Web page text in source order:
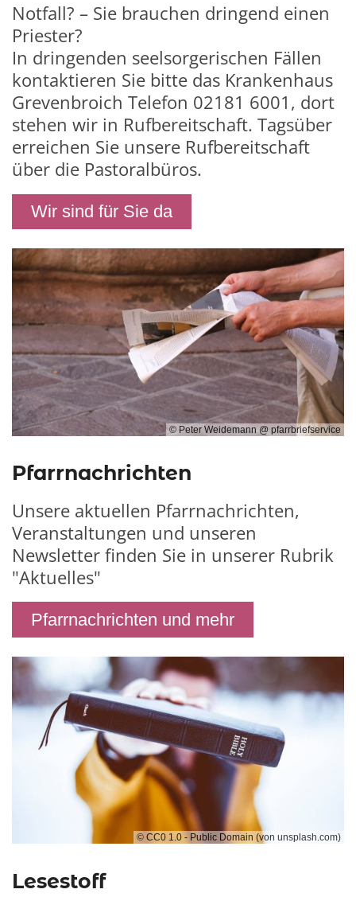
Notfall? – Sie brauchen dringend einen
Priester?
In dringenden seelsorgerischen Fällen
kontaktieren Sie bitte das Krankenhaus
Grevenbroich Telefon 02181 6001 , dort
stehen wir in Rufbereitschaft. Tagsüber
erreichen Sie unsere Rufbereitschaft
über die Pastoralbüros.
Wir sind für Sie da
© Peter Weidemann @ pfarrbriefservice
Pfarrnachrichten
Unsere aktuellen Pfarrnachrichten,
Veranstaltungen und unseren
Newsletter finden Sie in unserer Rubrik
"Aktuelles"
Pfarrnachrichten und mehr
© CC0 1.0 - Public Domain (von unsplash.com)
Lesestoff